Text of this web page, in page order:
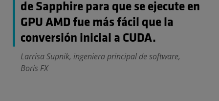
de Sapphire para que se ejecute en
GPU AMD fue más fácil que la
conversión inicial a CUDA.
Larrisa Supnik, ingeniera principal de software,
Boris FX